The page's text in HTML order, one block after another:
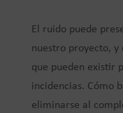
El ruido puede
nuestro proyecto, y
que pueden existir
incidencias. Cómo
eliminarse al